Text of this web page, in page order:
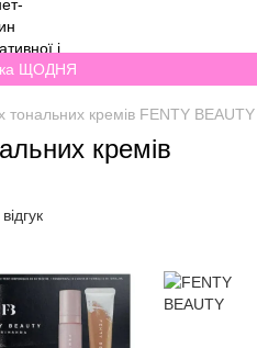
ЩОДНЯ
тональних кремів FENTY BEAUTY
кремів